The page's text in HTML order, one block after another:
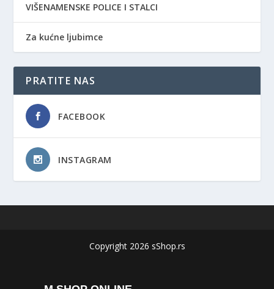
VIŠENAMENSKE POLICE I STALCI
Za kućne ljubimce
PRATITE NAS
FACEBOOK
INSTAGRAM
Copyright 2026 sShop.rs